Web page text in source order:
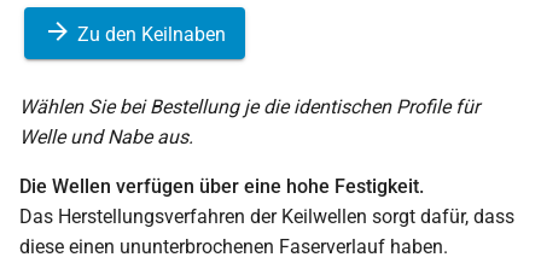
Zu den Keilnaben
Wählen Sie bei Bestellung je die identischen Profile für
Welle und Nabe aus.
Die Wellen verfügen über eine hohe Festigkeit.
Das Herstellungsverfahren der Keilwellen sorgt dafür, dass
diese einen ununterbrochenen Faserverlauf haben.